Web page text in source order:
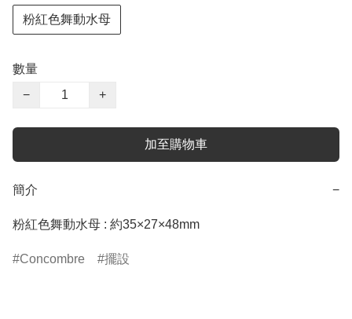
粉紅色舞動水母
數量
−
+
加至購物車
簡介 −
粉紅色舞動水母 : 約35×27×48mm
Concombre 擺設